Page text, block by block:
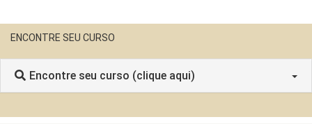
ENCONTRE SEU CURSO
Encontre seu curso (clique aqui)